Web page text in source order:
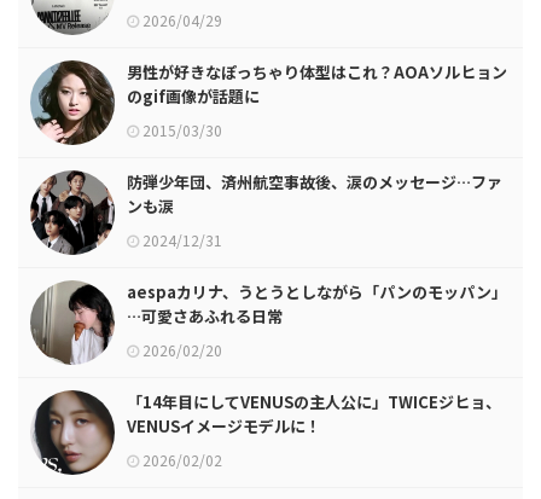
2026/04/29
男性が好きなぽっちゃり体型はこれ？AOAソルヒョン
のgif画像が話題に
2015/03/30
防弾少年団、済州航空事故後、涙のメッセージ…ファ
ンも涙
2024/12/31
aespaカリナ、うとうとしながら「パンのモッパン」
…可愛さあふれる日常
2026/02/20
「14年目にしてVENUSの主人公に」TWICEジヒョ、
VENUSイメージモデルに！
2026/02/02